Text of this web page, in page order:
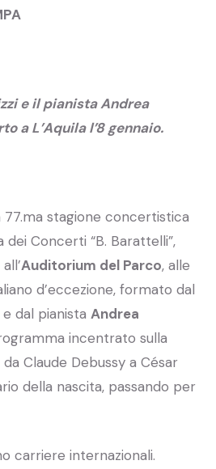
e il pianista Andrea
a L’Aquila l’8 gennaio.
77.ma stagione concertistica
dei Concerti “B. Barattelli”,
all’Auditorium del Parco, alle
d’eccezione, formato dal
e dal pianista Andrea
incentrato sulla
Claude Debussy a César
della nascita, passando per
carriere internazionali.